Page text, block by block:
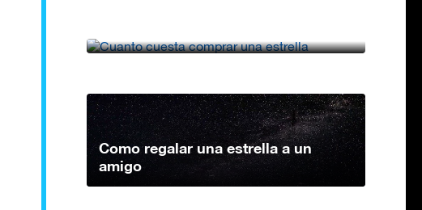
Como regalar una estrella a un
amigo